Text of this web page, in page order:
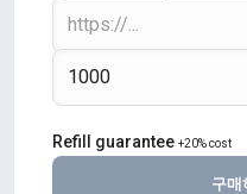
Refill guarantee +20% cost
구매